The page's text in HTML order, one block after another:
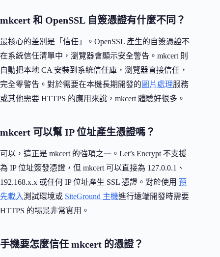
mkcert 和 OpenSSL 自簽憑證有什麼不同？
最核心的差別是「信任」。OpenSSL 產生的自簽憑證不
在系統信任清單中，瀏覽器會顯示安全警告。mkcert 則
自動把本地 CA 安裝到系統信任庫，瀏覽器直接信任，
完全零警告。對於需要在本機長期開發的 圖片處理服務
或其他需要 HTTPS 的應用來說，mkcert 體驗好很多。
mkcert 可以幫 IP 位址產生憑證嗎？
可以，這正是 mkcert 的強項之一。Let’s Encrypt 不支援
為 IP 位址簽發憑證，但 mkcert 可以直接為 127.0.0.1、
192.168.x.x 或任何 IP 位址產生 SSL 憑證。對於使用 預
先載入測試環境或 SiteGround 主機進行遠端開發時需要
HTTPS 的場景非常實用。
手機要怎麼信任 mkcert 的憑證？